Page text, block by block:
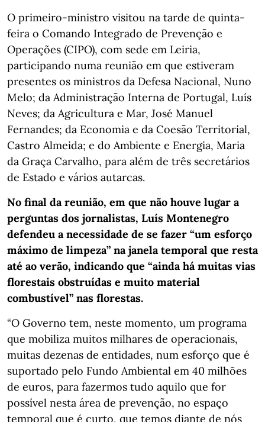
O primeiro-ministro visitou na tarde de quinta-
feira o Comando Integrado de Prevenção e
Operações (CIPO), com sede em Leiria,
participando numa reunião em que estiveram
presentes os ministros da Defesa Nacional, Nuno
Melo; da Administração Interna de Portugal, Luís
Neves; da Agricultura e Mar, José Manuel
Fernandes; da Economia e da Coesão Territorial,
Castro Almeida; e do Ambiente e Energia, Maria
da Graça Carvalho, para além de três secretários
de Estado e vários autarcas.
No final da reunião, em que não houve lugar a
perguntas dos jornalistas, Luís Montenegro
defendeu a necessidade de se fazer “um esforço
máximo de limpeza” na janela temporal que resta
até ao verão, indicando que “ainda há muitas vias
florestais obstruídas e muito material
combustível” nas florestas.
“O Governo tem, neste momento, um programa
que mobiliza muitos milhares de operacionais,
muitas dezenas de entidades, num esforço que é
suportado pelo Fundo Ambiental em 40 milhões
de euros, para fazermos tudo aquilo que for
possível nesta área de prevenção, no espaço
temporal que é curto, que temos diante de nós